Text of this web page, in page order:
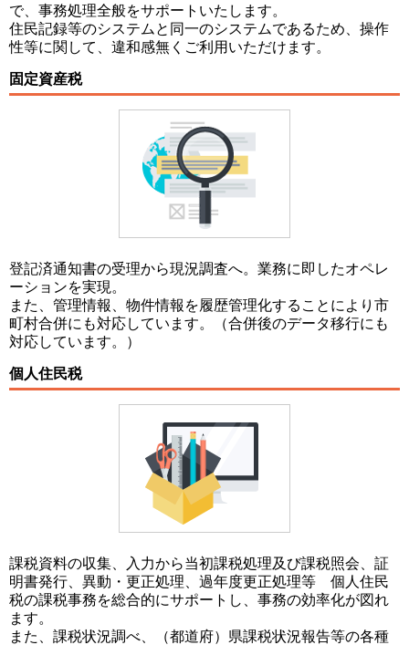
で、事務処理全般をサポートいたします。
住民記録等のシステムと同一のシステムであるため、操作
性等に関して、違和感無くご利用いただけます。
固定資産税
登記済通知書の受理から現況調査へ。業務に即したオペレ
ーションを実現。
また、管理情報、物件情報を履歴管理化することにより市
町村合併にも対応しています。（合併後のデータ移行にも
対応しています。）
個人住民税
課税資料の収集、入力から当初課税処理及び課税照会、証
明書発行、異動・更正処理、過年度更正処理等 個人住民
税の課税事務を総合的にサポートし、事務の効率化が図れ
ます。
また、課税状況調べ、（都道府）県課税状況報告等の各種